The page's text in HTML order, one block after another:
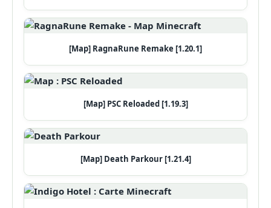
[Map] RagnaRune Remake [1.20.1]
[Map] PSC Reloaded [1.19.3]
[Map] Death Parkour [1.21.4]